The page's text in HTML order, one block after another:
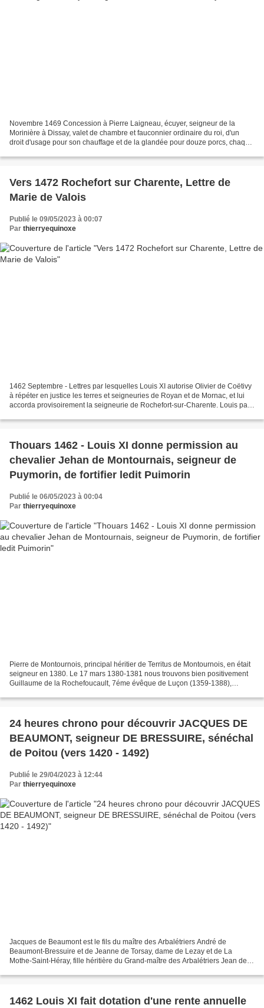
Novembre 1469 Concession à Pierre Laigneau, écuyer, seigneur de la
Morinière à Dissay, valet de chambre et fauconnier ordinaire du roi, d'un
droit d'usage pour son chauffage et de la glandée pour douze porcs, chaque
Vers 1472 Rochefort sur Charente, Lettre de
Marie de Valois
Publié le 09/05/2023 à 00:07
Par thierryequinoxe
1462 Septembre - Lettres par lesquelles Louis XI autorise Olivier de Coëtivy
à répéter en justice les terres et seigneuries de Royan et de Mornac, et lui
accorda provisoirement la seigneurie de Rochefort-sur-Charente. Louis par
Thouars 1462 - Louis XI donne permission au
chevalier Jehan de Montournais, seigneur de
Puymorin, de fortifier ledit Puimorin
Publié le 06/05/2023 à 00:04
Par thierryequinoxe
Pierre de Montournois, principal héritier de Territus de Montournois, en était
seigneur en 1380. Le 17 mars 1380-1381 nous trouvons bien positivement
Guillaume de la Rochefoucault, 7éme évêque de Luçon (1359-1388),
24 heures chrono pour découvrir JACQUES DE
BEAUMONT, seigneur DE BRESSUIRE, sénéchal
de Poitou (vers 1420 - 1492)
Publié le 29/04/2023 à 12:44
Par thierryequinoxe
Jacques de Beaumont est le fils du maître des Arbalétriers André de
Beaumont-Bressuire et de Jeanne de Torsay, dame de Lezay et de La
Mothe-Saint-Héray, fille héritière du Grand-maître des Arbalétriers Jean de
1462 Louis XI fait dotation d'une rente annuelle